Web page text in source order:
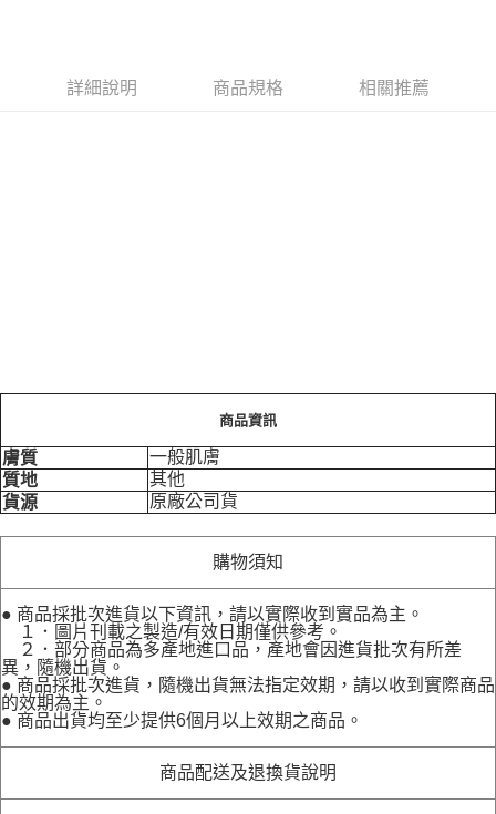
詳細說明 商品規格 相關推薦
商品資訊
膚質
一般肌膚
質地
其他
貨源
原廠公司貨
購物須知
● 商品採批次進貨以下資訊，請以實際收到實品為主。
１．圖片刊載之製造/有效日期僅供參考。
２．部分商品為多產地進口品，產地會因進貨批次有所差
異，隨機出貨。
● 商品採批次進貨，隨機出貨無法指定效期，請以收到實際商品
的效期為主。
● 商品出貨均至少提供6個月以上效期之商品。
商品配送及退換貨說明